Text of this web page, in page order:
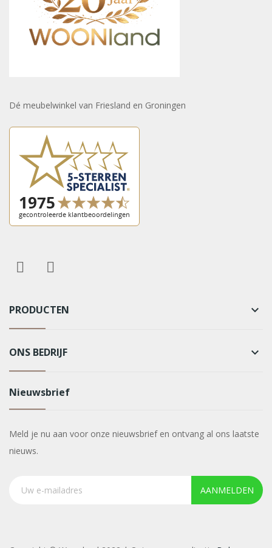
Dé meubelwinkel van Friesland en Groningen
PRODUCTEN keyboard_arrow_down
ONS BEDRIJF keyboard_arrow_down
Nieuwsbrief
Meld je nu aan voor onze nieuwsbrief en ontvang al ons laatste
nieuws.
AANMELDEN